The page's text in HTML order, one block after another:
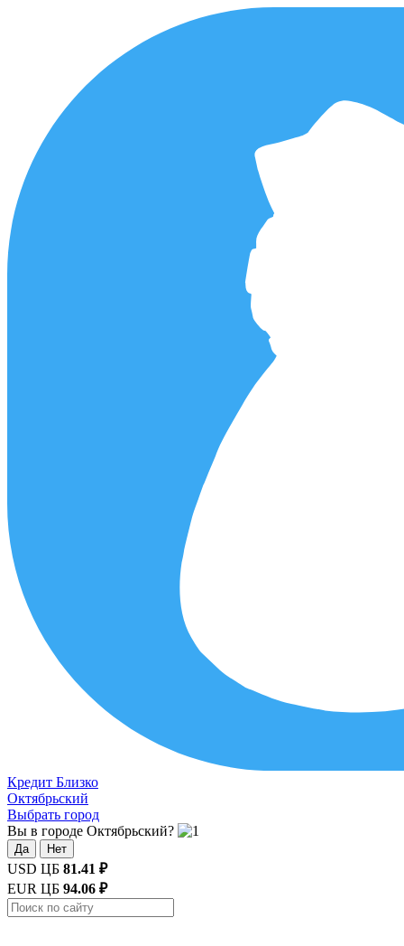
Кредит Близко
Октябрьский
Выбрать город
Вы в городе Октябрьский?
Да Нет
USD ЦБ 81.41 ₽
EUR ЦБ 94.06 ₽